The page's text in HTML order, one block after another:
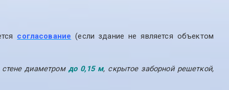
согласование (если здание не является объектом
стене диаметром до 0,15 м, скрытое заборной решеткой,